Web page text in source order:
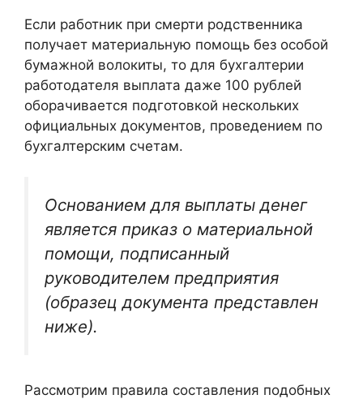
Если работник при смерти родственника
получает материальную помощь без особой
бумажной волокиты, то для бухгалтерии
работодателя выплата даже 100 рублей
оборачивается подготовкой нескольких
официальных документов, проведением по
бухгалтерским счетам.
Основанием для выплаты денег
является приказ о материальной
помощи, подписанный
руководителем предприятия
(образец документа представлен
ниже).
Рассмотрим правила составления подобных